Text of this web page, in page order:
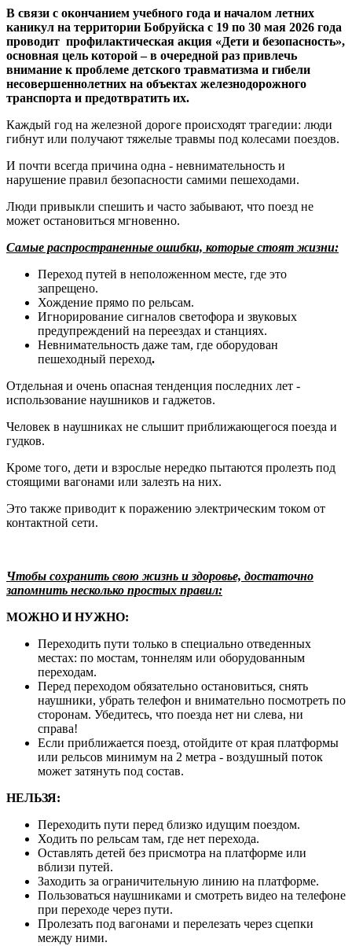
В связи с окончанием учебного года и началом летних
каникул на территории Бобруйска с 19 по 30 мая 2026 года
проводит профилактическая акция «Дети и безопасность»,
основная цель которой – в очередной раз привлечь
внимание к проблеме детского травматизма и гибели
несовершеннолетних на объектах железнодорожного
транспорта и предотвратить их.
Каждый год на железной дороге происходят трагедии: люди
гибнут или получают тяжелые травмы под колесами поездов.
И почти всегда причина одна - невнимательность и
нарушение правил безопасности самими пешеходами.
Люди привыкли спешить и часто забывают, что поезд не
может остановиться мгновенно.
Самые распространенные ошибки, которые стоят жизни:
Переход путей в неположенном месте, где это
запрещено.
Хождение прямо по рельсам.
Игнорирование сигналов светофора и звуковых
предупреждений на переездах и станциях.
Невнимательность даже там, где оборудован
пешеходный переход.
Отдельная и очень опасная тенденция последних лет -
использование наушников и гаджетов.
Человек в наушниках не слышит приближающегося поезда и
гудков.
Кроме того, дети и взрослые нередко пытаются пролезть под
стоящими вагонами или залезть на них.
Это также приводит к поражению электрическим током от
контактной сети.
Чтобы сохранить свою жизнь и здоровье, достаточно
запомнить несколько простых правил:
МОЖНО И НУЖНО:
Переходить пути только в специально отведенных
местах: по мостам, тоннелям или оборудованным
переходам.
Перед переходом обязательно остановиться, снять
наушники, убрать телефон и внимательно посмотреть по
сторонам. Убедитесь, что поезда нет ни слева, ни
справа!
Если приближается поезд, отойдите от края платформы
или рельсов минимум на 2 метра - воздушный поток
может затянуть под состав.
НЕЛЬЗЯ:
Переходить пути перед близко идущим поездом.
Ходить по рельсам там, где нет перехода.
Оставлять детей без присмотра на платформе или
вблизи путей.
Заходить за ограничительную линию на платформе.
Пользоваться наушниками и смотреть видео на телефоне
при переходе через пути.
Пролезать под вагонами и перелезать через сцепки
между ними.